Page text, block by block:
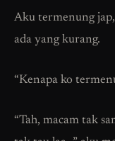
Aku termenung
ada yang kurang.
“Kenapa ko
“Tah, macam tak